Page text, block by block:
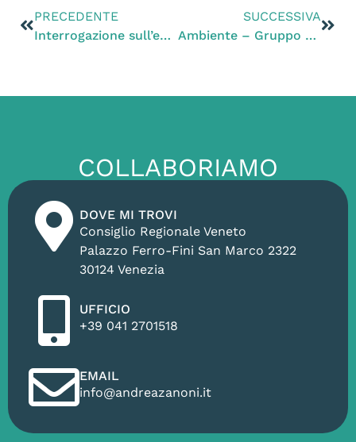
PRECEDENTE
Interrogazione sull’ex Cava Poiana, Zanoni (PD): “Prima della messa in sicurezza, verificare la tipologia dei rifiuti presenti. Dobbiamo scongiurare rischi per salute, suolo e falda acquifera
SUCCESSIVA
Ambiente – Gruppo Pd : Sabato a Padova il report “Veneto 100% sostenibile”: traiettorie per una regione a energia rinnovabile e zero emissioni di CO2″
COLLABORIAMO
DOVE MI TROVI
Consiglio Regionale Veneto
Palazzo Ferro-Fini San Marco 2322
30124 Venezia
UFFICIO
+39 041 2701518
EMAIL
info@andreazanoni.it